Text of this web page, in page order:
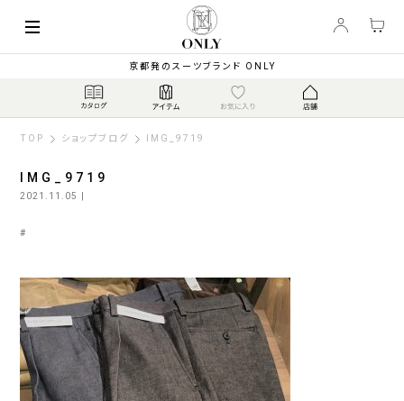
京都発のスーツブランド ONLY
TOP ショップブログ IMG_9719
IMG_9719
2021.11.05 |
#